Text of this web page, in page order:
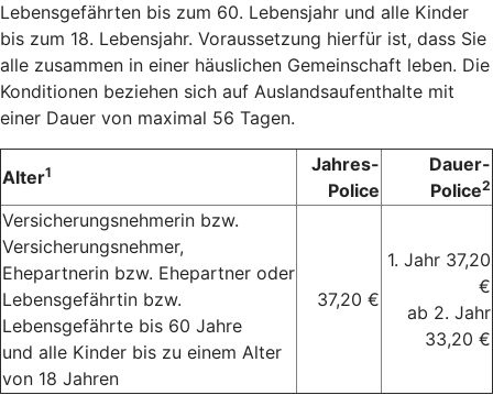
Lebensgefährten bis zum 60. Lebensjahr und alle Kinder
bis zum 18. Lebensjahr. Voraussetzung hierfür ist, dass Sie
alle zusammen in einer häuslichen Gemeinschaft leben. Die
Konditionen beziehen sich auf Auslandsaufenthalte mit
einer Dauer von maximal 56 Tagen.
Alter1
Jahres-
Police
Dauer-
Police2
Versicherungsnehmerin bzw.
Versicherungsnehmer,
Ehepartnerin bzw. Ehepartner oder
Lebensgefährtin bzw.
Lebensgefährte bis 60 Jahre
und alle Kinder bis zu einem Alter
von 18 Jahren
37,20 €
1. Jahr 37,20
€
ab 2. Jahr
33,20 €